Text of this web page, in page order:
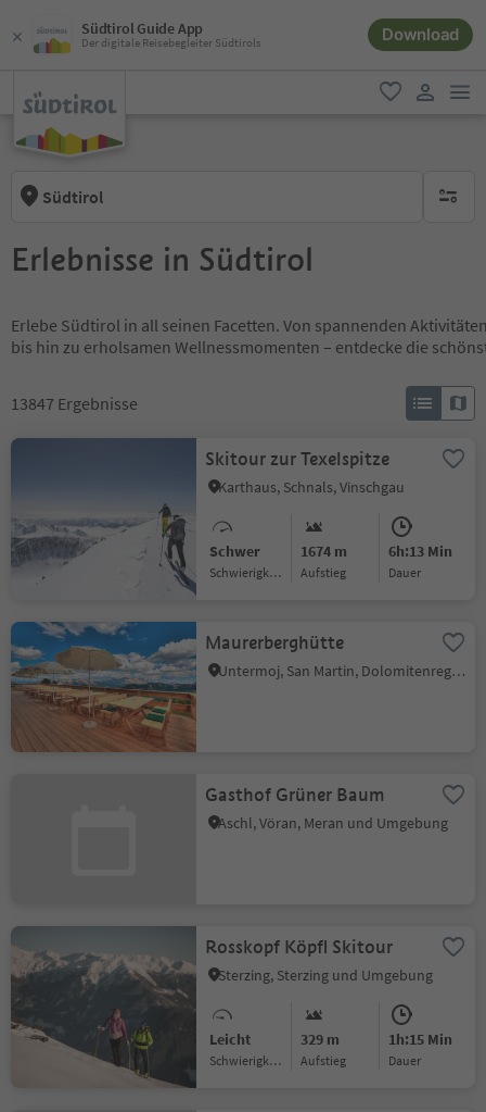
Südtirol Guide App
Der digitale Reisebegleiter Südtirols Download
favorit
Südtirol keine
Erlebnisse in Südtirol
Erlebe Südtirol in all seinen Facetten. Von spannenden
bis hin zu erholsamen Wellnessmomenten – entdecke die
13847 Ergebnisse
Skitour zur Texelspitze
Karthaus, Schnals, Vinschgau
Schwer
Schwierigkeitsgrad
1674 m
Aufstieg
6h:13 Min
Dauer
Maurerberghütte
Untermoj, San Martin, Dolomitenregion Kronplatz
Gasthof Grüner Baum
Aschl, Vöran, Meran und Umgebung
Rosskopf Köpfl Skitour
Sterzing, Sterzing und Umgebung
Leicht
Schwierigkeitsgrad
329 m
Aufstieg
1h:15 Min
Dauer